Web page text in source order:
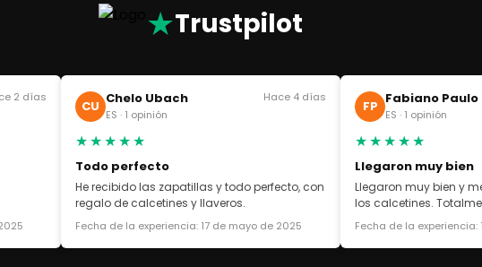
★Trustpilot
2 días
CU Chelo Ubach
ES · 1 opinión
Hace 4 días
★★★★★
Todo perfecto
He recibido las zapatillas y todo perfecto, con
regalo de calcetines y llaveros.
Fecha de la experiencia: 17 de mayo de 2025
FP Fabiano Paulo
ES · 1 opinión
★★★★★
Llegaron muy bien
Llegaron muy bien y
los calcetines.
Fecha de la experiencia: